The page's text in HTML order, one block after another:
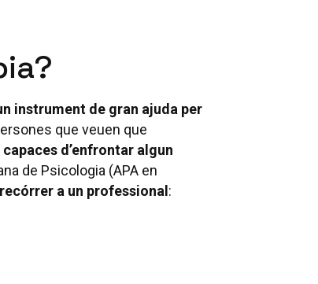
instrument de gran ajuda per
que veuen que
capaces d’enfrontar algun
de Psicologia (APA en
a un professional :